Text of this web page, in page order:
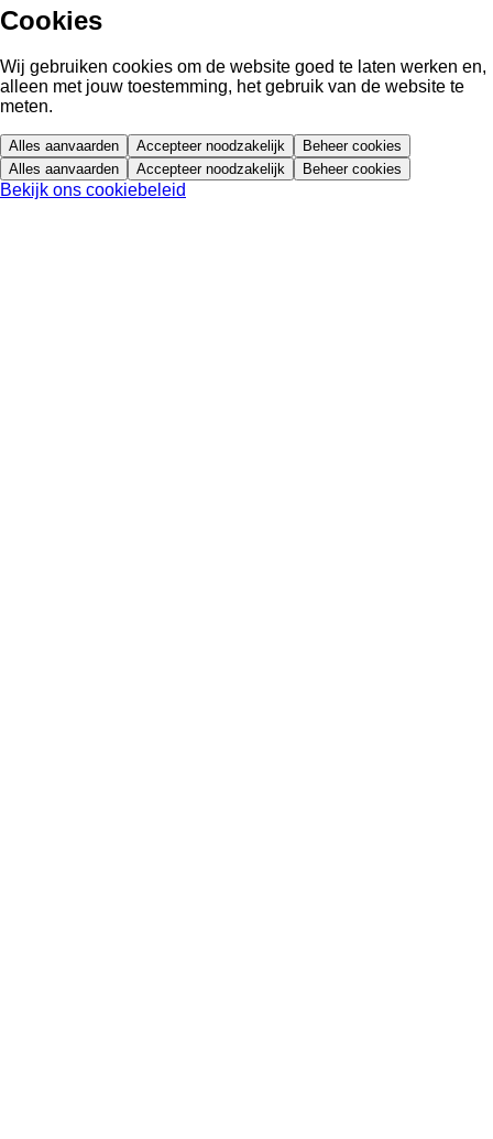
Cookies
Wij gebruiken cookies om de website goed te laten werken en,
alleen met jouw toestemming, het gebruik van de website te
meten.
Alles aanvaarden Accepteer noodzakelijk
Beheer cookies
Alles aanvaarden
Accepteer noodzakelijk Beheer cookies
Bekijk ons cookiebeleid